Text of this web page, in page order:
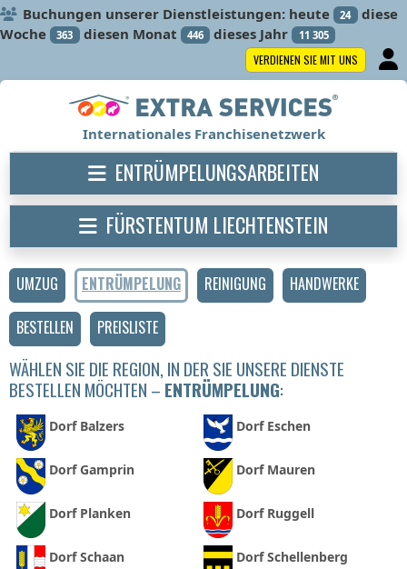
Buchungen unserer Dienstleistungen: heute 24 diese
Woche
363 diesen Monat 446 dieses Jahr 11 305
VERDIENEN SIE MIT UNS
UMZUG ENTRÜMPELUNG REINIGUNG
HANDWERKE
BESTELLEN
PREISLISTE
WÄHLEN SIE DIE REGION, IN DER SIE UNSERE DIENSTE
BESTELLEN MÖCHTEN – ENTRÜMPELUNG:
Dorf Balzers Dorf Eschen
Dorf Gamprin Dorf Mauren
Dorf Planken Dorf Ruggell
Dorf Schaan Dorf Schellenberg
Internationales Franchisenetzwerk
ENTRÜMPELUNGSARBEITEN
FÜRSTENTUM LIECHTENSTEIN